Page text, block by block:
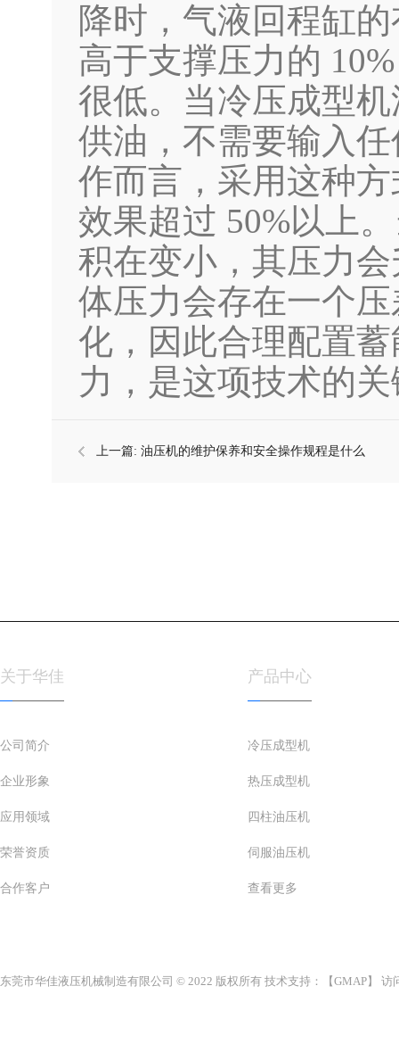
降时，气液回程缸
高于支撑压力的
很低。当冷压成型
供油，不需要输入
作而言，采用这种
效果超过 50%以上
积在变小，其压力
体压力会存在一个
化，因此合理配置
力，是这项技术的
上一篇: 油压机的维护保养和安全操作规程是什么
关于华佳
公司简介
企业形象
应用领域
荣誉资质
合作客户
产品中心
冷压成型机
热压成型机
四柱油压机
伺服油压机
查看更多
东莞市华佳液压机械制造有限公司 © 2022 版权所有 技术支持：【GMAP】 访